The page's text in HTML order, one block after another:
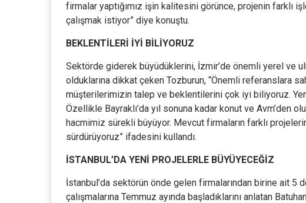
firmalar yaptığımız işin kalitesini görünce, projenin farklı
çalışmak istiyor” diye konuştu.
BEKLENTİLERİ İYİ BİLİYORUZ
Sektörde giderek büyüdüklerini, İzmir’de önemli yerel ve
olduklarına dikkat çeken Tozburun, “Önemli referanslara
müşterilerimizin talep ve beklentilerini çok iyi biliyoruz.
Özellikle Bayraklı’da yıl sonuna kadar konut ve Avm’den
hacmimiz sürekli büyüyor. Mevcut firmaların farklı
sürdürüyoruz” ifadesini kullandı.
İSTANBUL’DA YENİ PROJELERLE BÜYÜYECEĞİZ
İstanbul’da sektörün önde gelen firmalarından birine ait 5
çalışmalarına Temmuz ayında başladıklarını anlatan